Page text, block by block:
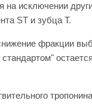
на исключении
ST и зубца Т.
фракции